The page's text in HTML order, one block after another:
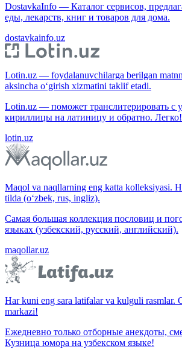
DostavkaInfo — Каталог сервисов,
еды, лекарств, книг и товаров для дома.
dostavkainfo.uz
Lotin.uz — foydalanuvchilarga berilgan
aksincha o‘girish xizmatini taklif etadi.
Lotin.uz — поможет транслитерировать с
кириллицы на латиницу и обратно. Легко!
lotin.uz
Maqol va naqllarning eng katta kolleksiyasi.
tilda (o‘zbek, rus, ingliz).
Самая большая коллекция пословиц и
языках (узбекский, русский, английский).
maqollar.uz
Har kuni eng sara latifalar va kulguli rasmlar.
markazi!
Ежедневно только отборные анекдоты,
Кузница юмора на узбекском языке!